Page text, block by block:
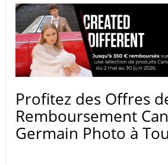
Profitez des Offres
Remboursement
Germain Photo à